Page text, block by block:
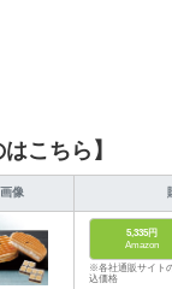
こちら】
画像
5,335円
Amazon
※各社通販サイト
込価格